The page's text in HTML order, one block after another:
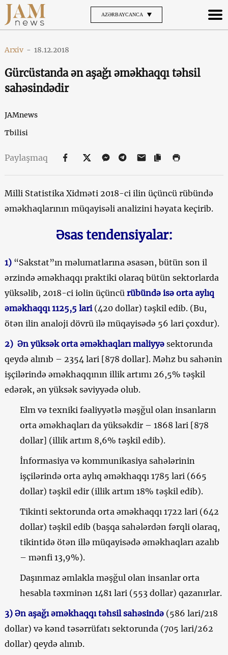
AZƏRBAYCANCA
Arxiv - 18.12.2018
Gürcüstanda ən aşağı əməkhaqqı təhsil
sahəsindədir
JAMnews
Tbilisi
Paylaşmaq
Milli Statistika Xidməti 2018-ci ilin üçüncü rübündə
əməkhaqlarının müqayisəli analizini həyata keçirib.
Əsas tendensiyalar:
1) “Sakstat”ın məlumatlarına əsasən, bütün son il
ərzində əməkhaqqı praktiki olaraq bütün sektorlarda
yüksəlib, 2018-ci iolin üçüncü rübündə isə orta aylıq
əməkhaqqı 1125,5 lari (420 dollar) təşkil edib. (Bu,
ötən ilin analoji dövrü ilə müqayisədə 56 lari çoxdur).
2) Ən yüksək orta əməkhaqları maliyyəsektorunda
qeydə alınıb – 2354 lari [878 dollar]. Məhz bu sahənin
işçilərində əməkhaqqının illik artımı 26,5% təşkil
edərək, ən yüksək səviyyədə olub.
Elm və texniki fəaliyyətlə məşğul olan insanların
orta əməkhaqları da yüksəkdir – 1868 lari [878
dollar] (illik artım 8,6% təşkil edib).
İnformasiya və kommunikasiya sahələrinin
işçilərində orta aylıq əməkhaqqı 1785 lari (665
dollar) təşkil edir (illik artım 18% təşkil edib).
Tikinti sektorunda orta əməkhaqqı 1722 lari (642
dollar) təşkil edib (başqa sahələrdən fərqli olaraq,
tikintidə ötən illə müqayisədə əməkhaqları azalıb
– mənfi 13,9%).
Daşınmaz əmlakla məşğul olan insanlar orta
hesabla təxminən 1481 lari (553 dollar) qazanırlar.
3) Ən aşağı əməkhaqqı təhsil sahəsində (586 lari/218
dollar) və kənd təsərrüfatı sektorunda (705 lari/262
dollar) qeydə alınıb.